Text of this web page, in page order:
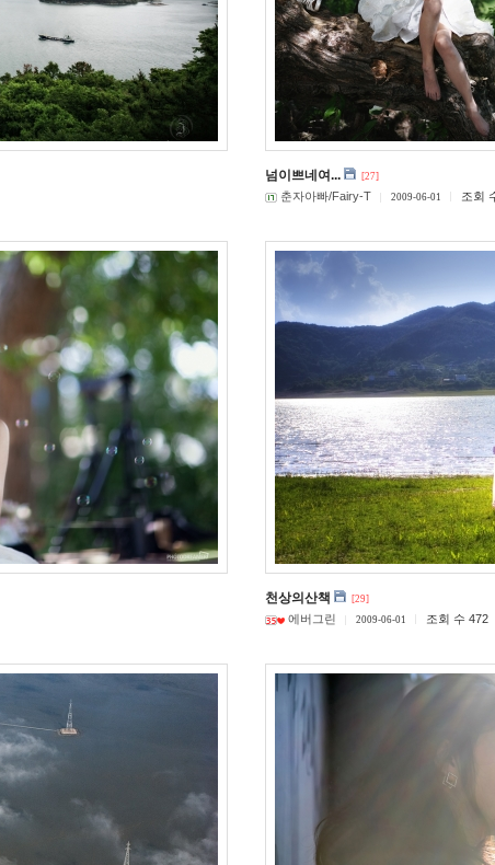
넘이쁘네여... [27]
춘자아빠/Fairy-T 2009-06-01 조회
천상의산책 [29]
에버그린 2009-06-01 조회 수 472